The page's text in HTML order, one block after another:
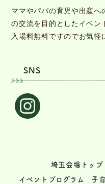
ママやパパの育児や出産へ
の交流を目的としたイベン
入場料無料ですのでお気軽
SNS
埼玉会場トップ
イベントプログラム 子